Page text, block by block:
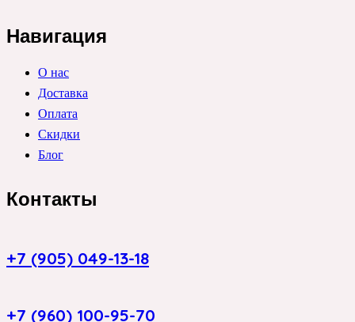
Навигация
О нас
Доставка
Оплата
Скидки
Блог
Контакты
+7 (905) 049-13-18
+7 (960) 100-95-70